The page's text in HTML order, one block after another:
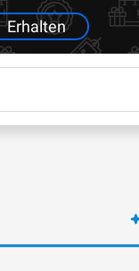
Erhalten